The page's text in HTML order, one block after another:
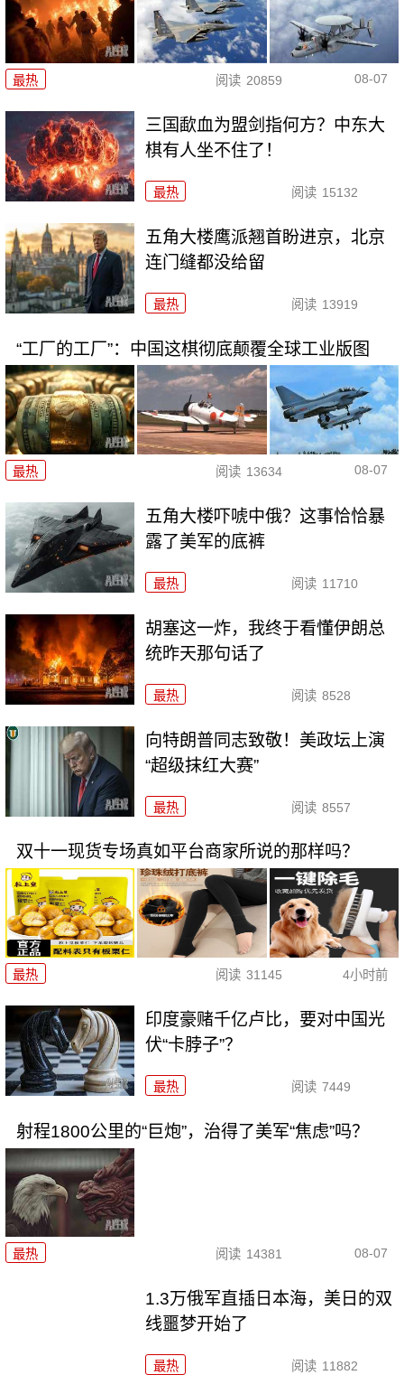
最热 阅读 20859 08-07
三国歃血为盟剑指何方？中东大
棋有人坐不住了！
最热 阅读 15132
五角大楼鹰派翘首盼进京，北京
连门缝都没给留
最热 阅读 13919
“工厂的工厂”：中国这棋彻底颠覆全球工业版图
最热 阅读 13634 08-07
五角大楼吓唬中俄？这事恰恰暴
露了美军的底裤
最热 阅读 11710
胡塞这一炸，我终于看懂伊朗总
统昨天那句话了
最热 阅读 8528
向特朗普同志致敬！美政坛上演
“超级抹红大赛”
最热 阅读 8557
双十一现货专场真如平台商家所说的那样吗？
最热 阅读 31145 4小时前
印度豪赌千亿卢比，要对中国光
伏“卡脖子”？
最热 阅读 7449
射程1800公里的“巨炮”，治得了美军“焦虑”吗？
最热 阅读 14381 08-07
1.3万俄军直插日本海，美日的双
线噩梦开始了
最热 阅读 11882